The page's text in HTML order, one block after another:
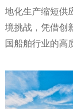
地化生产缩短供
境挑战，凭借创
国船舶行业的高